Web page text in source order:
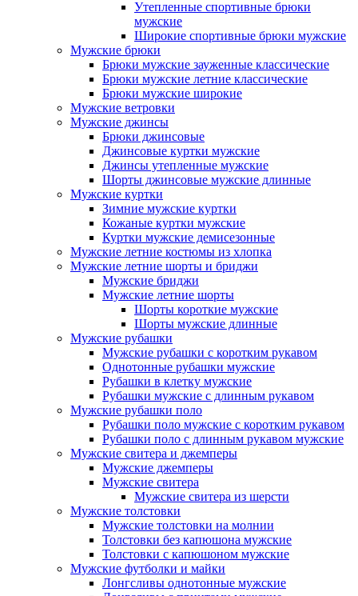
Утепленные спортивные брюки
мужские
Широкие спортивные брюки мужские
Мужские брюки
Брюки мужские зауженные классические
Брюки мужские летние классические
Брюки мужские широкие
Мужские ветровки
Мужские джинсы
Брюки джинсовые
Джинсовые куртки мужские
Джинсы утепленные мужские
Шорты джинсовые мужские длинные
Мужские куртки
Зимние мужские куртки
Кожаные куртки мужские
Куртки мужские демисезонные
Мужские летние костюмы из хлопка
Мужские летние шорты и бриджи
Мужские бриджи
Мужские летние шорты
Шорты короткие мужские
Шорты мужские длинные
Мужские рубашки
Мужские рубашки с коротким рукавом
Однотонные рубашки мужские
Рубашки в клетку мужские
Рубашки мужские с длинным рукавом
Мужские рубашки поло
Рубашки поло мужские с коротким рукавом
Рубашки поло с длинным рукавом мужские
Мужские свитера и джемперы
Мужские джемперы
Мужские свитера
Мужские свитера из шерсти
Мужские толстовки
Мужские толстовки на молнии
Толстовки без капюшона мужские
Толстовки с капюшоном мужские
Мужские футболки и майки
Лонгсливы однотонные мужские